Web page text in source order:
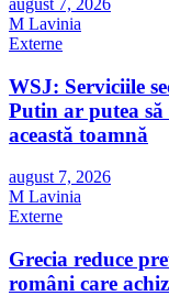
M Lavinia
Externe
WSJ: Serviciile
Putin ar putea să
această toamnă
august 7, 2026
M Lavinia
Externe
Grecia reduce
români care